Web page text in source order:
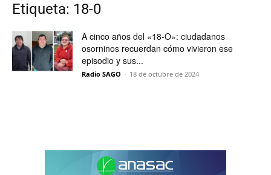
Etiqueta: 18-0
A cinco años del «18-O»: ciudadanos
osorninos recuerdan cómo vivieron ese
episodio y sus...
Radio SAGO - 18 de octubre de 2024